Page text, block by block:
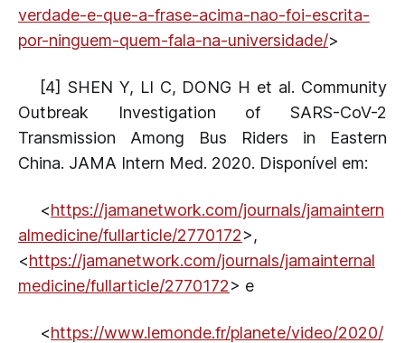
verdade-e-que-a-frase-acima-nao-foi-escrita-
por-ninguem-quem-fala-na-universidade/>
[4] SHEN Y, LI C, DONG H et al. Community
Outbreak Investigation of SARS-CoV-2
Transmission Among Bus Riders in Eastern
China. JAMA Intern Med. 2020. Disponível em:
<https://jamanetwork.com/journals/jamaintern
almedicine/fullarticle/2770172>,
<https://jamanetwork.com/journals/jamainternal
medicine/fullarticle/2770172> e
<https://www.lemonde.fr/planete/video/2020/